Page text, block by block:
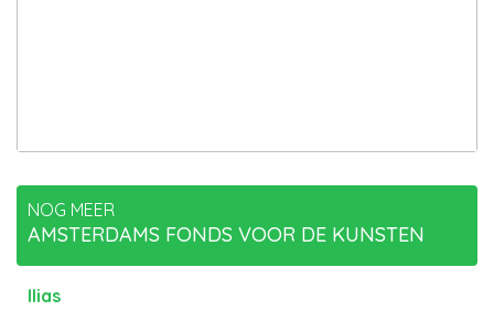
NOG MEER
AMSTERDAMS FONDS VOOR DE KUNSTEN
Ilias